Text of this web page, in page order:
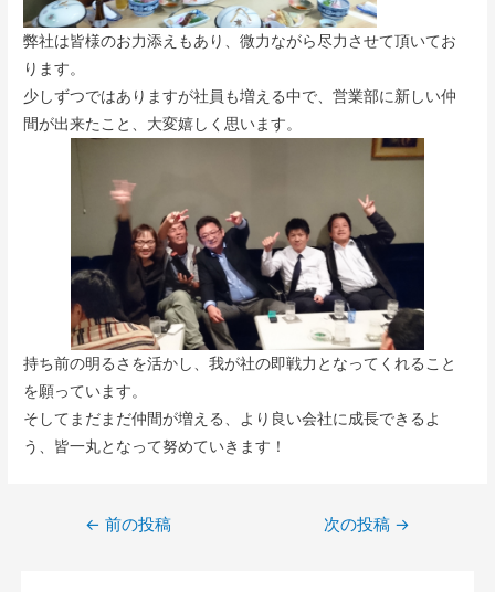
弊社は皆様のお力添えもあり、微力ながら尽力させて頂いてお
ります。
少しずつではありますが社員も増える中で、営業部に新しい仲
間が出来たこと、大変嬉しく思います。
持ち前の明るさを活かし、我が社の即戦力となってくれること
を願っています。
そしてまだまだ仲間が増える、より良い会社に成長できるよ
う、皆一丸となって努めていきます！
← 前の投稿 次の投稿 →